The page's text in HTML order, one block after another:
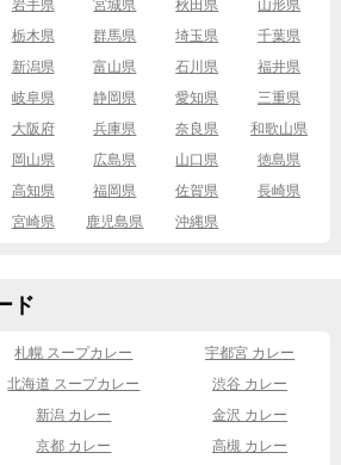
岩手県 宮城県 秋田県
山形県
栃木県 群馬県 埼玉県
千葉県
新潟県 富山県 石川県
福井県
岐阜県 静岡県 愛知県
三重県
大阪府 兵庫県 奈良県
和歌山県
岡山県 広島県 山口県
徳島県
高知県 福岡県 佐賀県
長崎県
宮崎県 鹿児島県 沖縄県
ド
札幌 スープカレー
宇都宮 カレー
北海道 スープカレー
渋谷 カレー
新潟 カレー
金沢 カレー
京都 カレー
高槻 カレー